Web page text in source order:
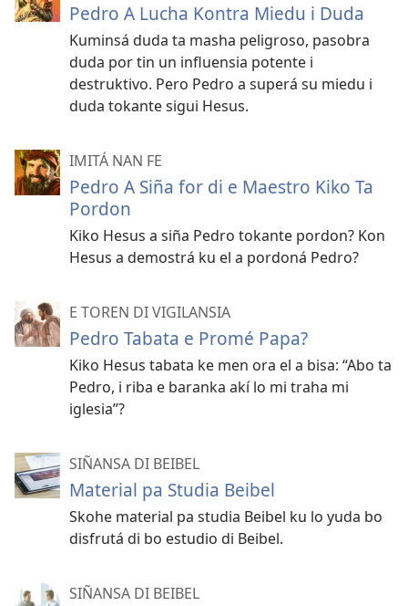
Pedro A Lucha Kontra Miedu i Duda
Kuminsá duda ta masha peligroso, pasobra
duda por tin un influensia potente i
destruktivo. Pero Pedro a superá su miedu i
duda tokante sigui Hesus.
IMITÁ NAN FE
Pedro A Siña for di e Maestro Kiko Ta
Pordon
Kiko Hesus a siña Pedro tokante pordon? Kon
Hesus a demostrá ku el a pordoná Pedro?
E TOREN DI VIGILANSIA
Pedro Tabata e Promé Papa?
Kiko Hesus tabata ke men ora el a bisa: “Abo ta
Pedro, i riba e baranka akí lo mi traha mi
iglesia”?
SIÑANSA DI BEIBEL
Material pa Studia Beibel
Skohe material pa studia Beibel ku lo yuda bo
disfrutá di bo estudio di Beibel.
SIÑANSA DI BEIBEL